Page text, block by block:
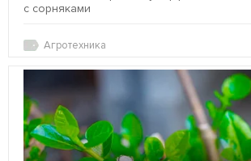
с сорняками
Агротехника